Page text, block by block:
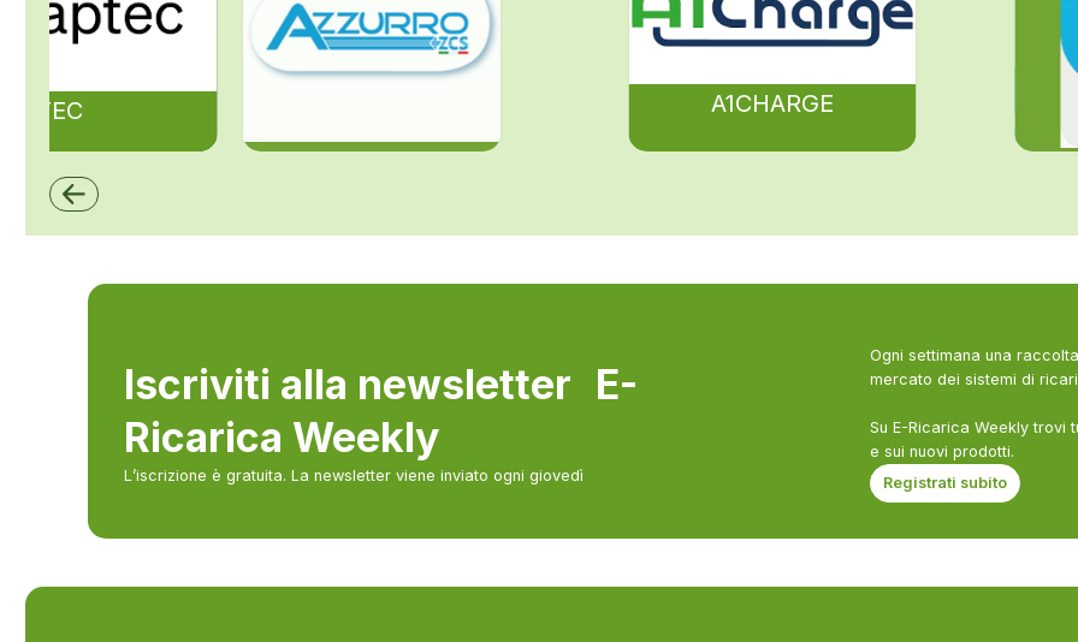
A1CHARGE
ZCS Azzurro
Iscriviti alla newsletter E-
Ricarica Weekly
L’iscrizione è gratuita. La newsletter viene inviato ogni giovedì
Ogni settimana una
mercato dei sistemi di
Su E-Ricarica Weekly trovi
e sui nuovi prodotti.
Registrati subito